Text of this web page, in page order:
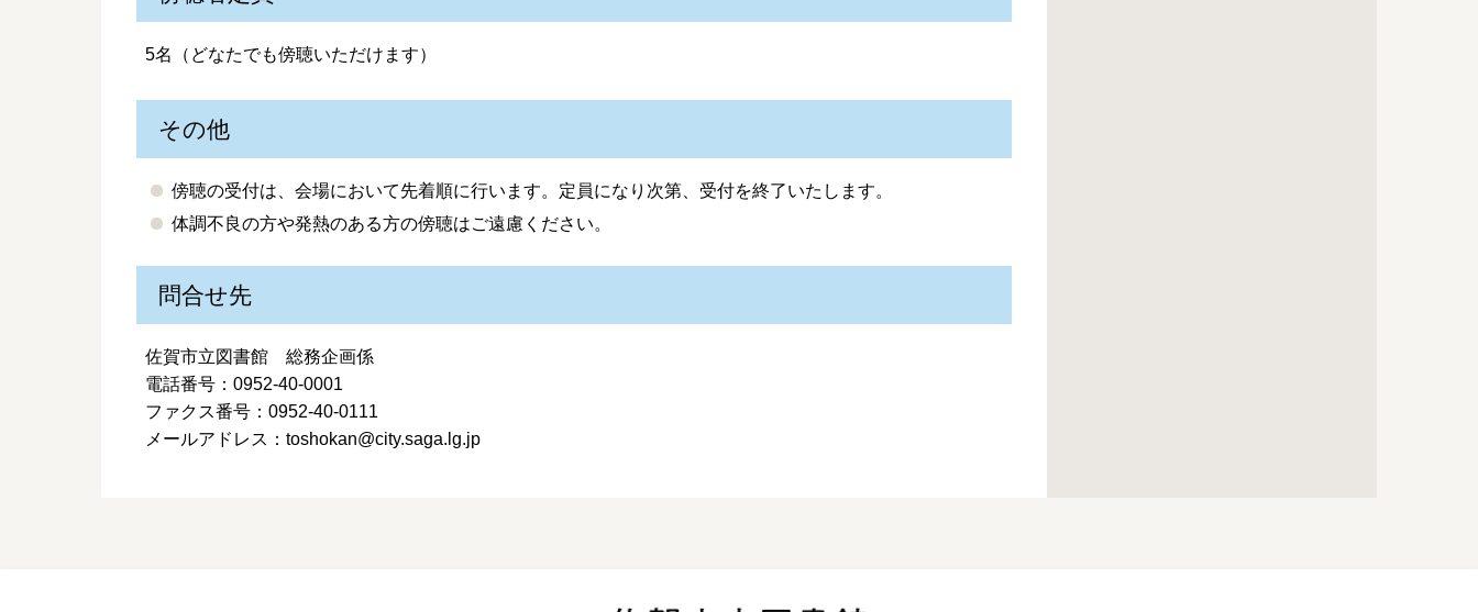
5名（どなたでも傍聴いただけます）
その他
傍聴の受付は、会場において先着順に行います。定員になり次第、受付を終了いたします。
体調不良の方や発熱のある方の傍聴はご遠慮ください。
問合せ先
佐賀市立図書館 総務企画係
電話番号：0952-40-0001
ファクス番号：0952-40-0111
メールアドレス：toshokan@city.saga.lg.jp